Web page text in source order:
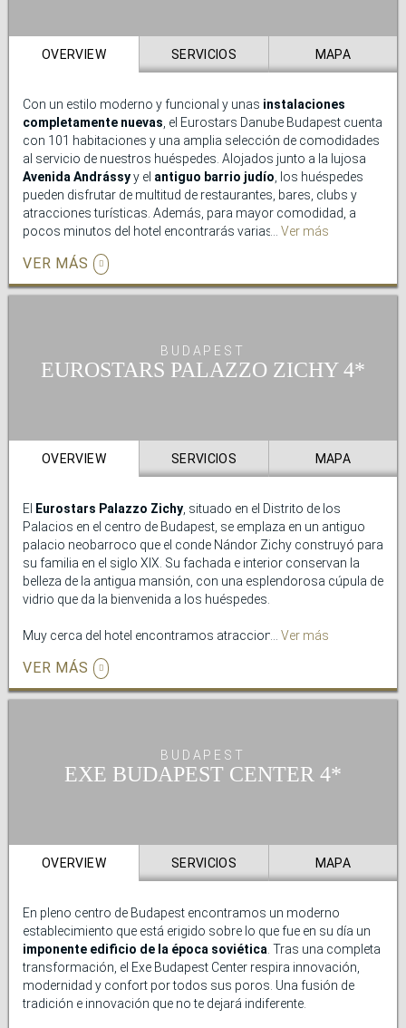
OVERVIEW SERVICIOS MAPA
Con un estilo moderno y funcional y unas instalaciones
completamente nuevas , el Eurostars Danube Budapest cuenta
con 101 habitaciones y una amplia selección de comodidades
al servicio de nuestros huéspedes. Alojados junto a la lujosa
Avenida Andrássyy el antiguo barrio judío , los huéspedes
pueden disfrutar de multitud de restaurantes, bares, clubs y
atracciones turísticas. Además, para mayor comodidad, a
pocos minutos del hotel encontrarás varias paradas de
En el Eurostars Danube Budapest nos preocupamos por
mañana. Además, todas las habitaciones se encuentran
perfectamente equipadas y decoradas para satisfacer tus
Ver más
VER MÁS
BUDAPEST
EUROSTARS PALAZZO ZICHY
OVERVIEW SERVICIOS MAPA
El Eurostars Palazzo Zichy , situado en el Distrito de los
Palacios en el centro de Budapest, se emplaza en un antiguo
palacio neobarroco que el conde Nándor Zichy construyó para
su familia en el siglo XIX. Su fachada e interior conservan la
belleza de la antigua mansión, con una esplendorosa cúpula de
vidrio que da la bienvenida a los huéspedes.
Muy cerca del hotel encontramos atracciones como el Museo
Centro Conmemorativo del Holocausto, por lo que los
visitantes podrán descubrir fácilmente los encantos de la
Además, en el Eurostars Palazzo Zichy cuidamos el bienestar
Ver más
VER MÁS
BUDAPEST
EXE BUDAPEST CENTER
OVERVIEW SERVICIOS MAPA
En pleno centro de Budapest encontramos un moderno
establecimiento que está erigido sobre lo que fue en su día un
imponente edificio de la época soviética . Tras una completa
transformación, el Exe Budapest Center respira innovación,
modernidad y confort por todos sus poros. Una fusión de
tradición e innovación que no te dejará indiferente.